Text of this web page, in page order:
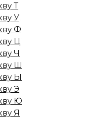
Т
У
Ф
Ц
Ч
Ш
Ы
Э
Ю
Я